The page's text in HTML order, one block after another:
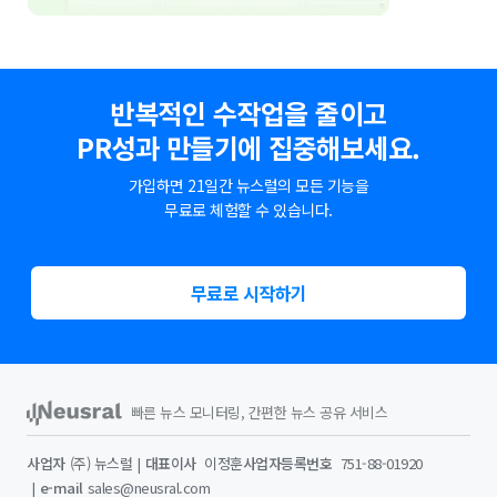
반복적인 수작업을 줄이고
PR성과 만들기에 집중해보세요.
가입하면 21일간 뉴스럴의 모든 기능을
무료로 체험할 수 있습니다.
무료로 시작하기
빠른 뉴스 모니터링, 간편한 뉴스 공유 서비스
사업자 (주) 뉴스럴 대표이사 이정훈사업자등록번호 751-88-01920
e-mail sales@neusral.com